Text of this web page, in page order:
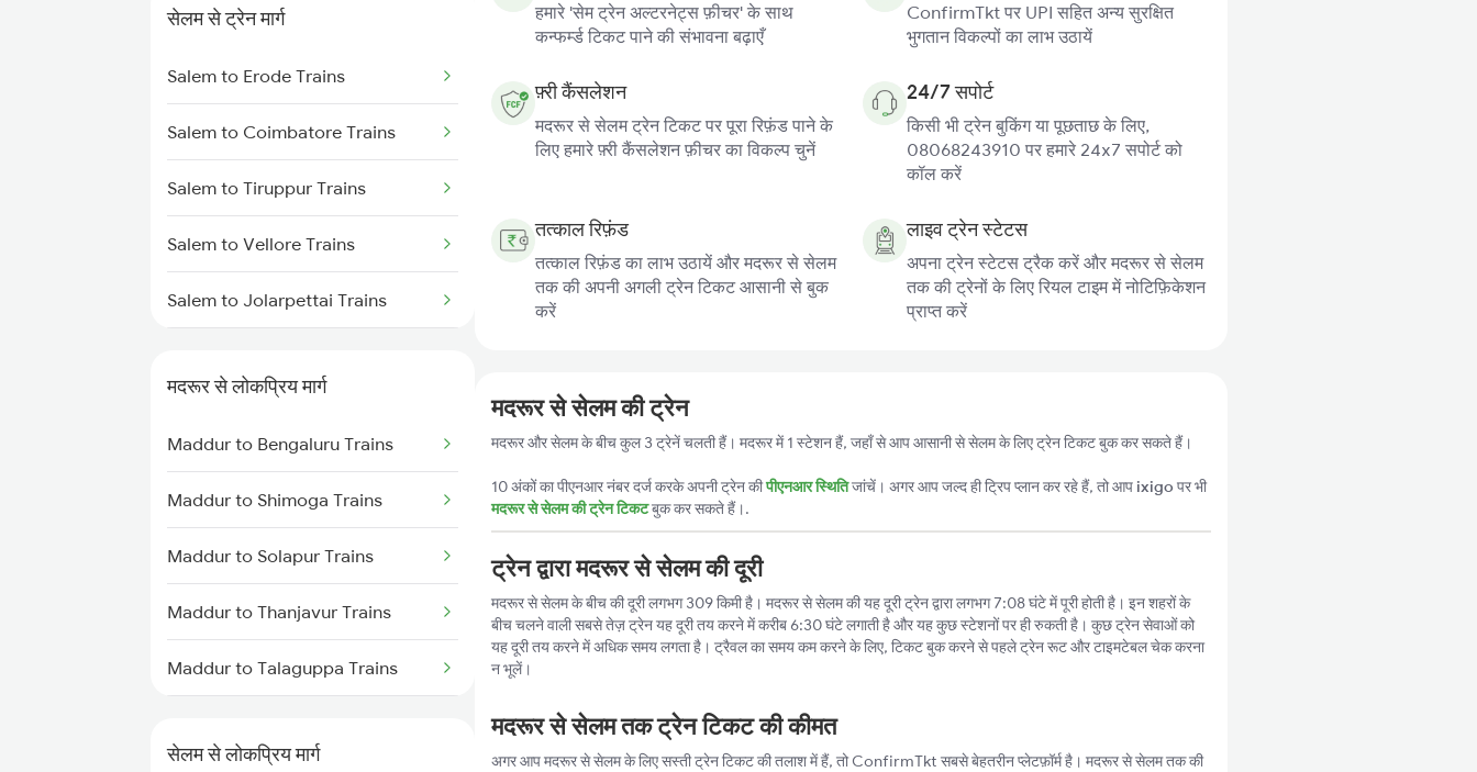
Maddur to Hotgi Trains
Maddur to Bagalkot Trains
Maddur to Vijayapura Trains
Maddur to Bellary Trains
सेलम से ट्रेन मार्ग
Salem to Erode Trains
Salem to Coimbatore Trains
Salem to Tiruppur Trains
Salem to Vellore Trains
Salem to Jolarpettai Trains
Salem to Ernakulam Trains
मदरूर से लोकप्रिय मार्ग
Maddur to Bengaluru Trains
Maddur to Shimoga Trains
Maddur to Solapur Trains
Maddur to Thanjavur Trains
Maddur to Talaguppa Trains
सेलम से लोकप्रिय मार्ग
हमारे 'सेम ट्रेन अल्टरनेट्स फ़ीचर' के साथ
कन्फर्म्ड टिकट पाने की संभावना बढ़ाएँ
ConfirmTkt पर UPI सहित अन्य सुरक्षित
भुगतान विकल्पों का लाभ उठायें
फ़्री कैंसलेशन
मदरूर से सेलम ट्रेन टिकट पर पूरा रिफ़ंड पाने के
लिए हमारे फ़्री कैंसलेशन फ़ीचर का विकल्प चुनें
24/7 सपोर्ट
किसी भी ट्रेन बुकिंग या पूछताछ के लिए,
08068243910 पर हमारे 24x7 सपोर्ट को
कॉल करें
तत्काल रिफ़ंड
तत्काल रिफ़ंड का लाभ उठायें और मदरूर से सेलम
तक की अपनी अगली ट्रेन टिकट आसानी से बुक
करें
लाइव ट्रेन स्टेटस
अपना ट्रेन स्टेटस ट्रैक करें और मदरूर से सेलम
तक की ट्रेनों के लिए रियल टाइम में नोटिफ़िकेशन
प्राप्त करें
मदरूर से सेलम की ट्रेन
मदरूर और सेलम के बीच कुल 3 ट्रेनें चलती हैं। मदरूर में 1 स्टेशन हैं, जहाँ से आप आसानी से सेलम के लिए ट्रेन टिकट बुक कर सकते हैं।
10 अंकों का पीएनआर नंबर दर्ज करके अपनी ट्रेन कीपीएनआर स्थितिजांचें। अगर आप जल्द ही ट्रिप प्लान कर रहे हैं, तो आप ixigoपर भी
मदरूर से सेलम की ट्रेन टिकटबुक कर सकते हैं।.
ट्रेन द्वारा मदरूर से सेलम की दूरी
मदरूर से सेलम के बीच की दूरी लगभग 309 किमी है। मदरूर से सेलम की यह दूरी ट्रेन द्वारा लगभग 7:08 घंटे में पूरी होती है। इन शहरों के
बीच चलने वाली सबसे तेज़ ट्रेन यह दूरी तय करने में करीब 6:30 घंटे लगाती है और यह कुछ स्टेशनों पर ही रुकती है। कुछ ट्रेन सेवाओं को
यह दूरी तय करने में अधिक समय लगता है। ट्रैवल का समय कम करने के लिए, टिकट बुक करने से पहले ट्रेन रूट और टाइमटेबल चेक करना
न भूलें।
मदरूर से सेलम तक ट्रेन टिकट की कीमत
अगर आप मदरूर से सेलम के लिए सस्ती ट्रेन टिकट की तलाश में हैं, तो ConfirmTkt सबसे बेहतरीन प्लेटफ़ॉर्म है। मदरूर से सेलम तक की